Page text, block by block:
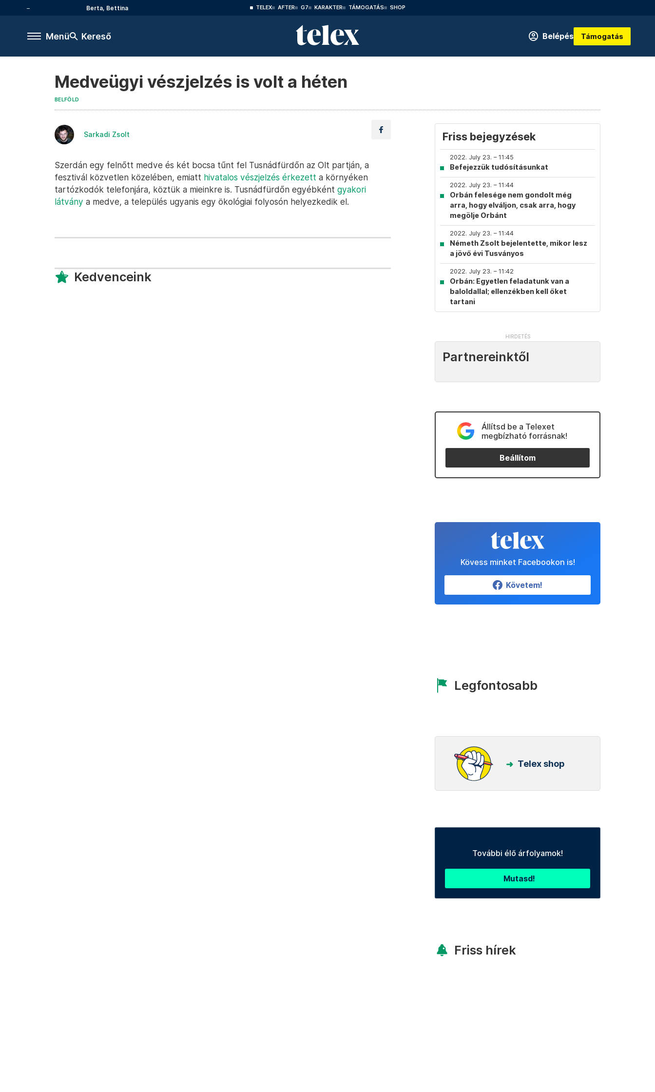
Berta, Bettina TELEX AFTER G7 KARAKTER TÁMOGATÁS SHOP
Menü Kereső Belépés Támogatás
Medveügyi vészjelzés is volt a héten
BELFÖLD
Sarkadi Zsolt
Szerdán egy felnőtt medve és két bocsa tűnt fel Tusnádfürdőn az Olt partján, a
fesztivál közvetlen közelében, emiatt hivatalos vészjelzés érkezett a környéken
tartózkodók telefonjára, köztük a mieinkre is. Tusnádfürdőn egyébként gyakori
látvány a medve, a település ugyanis egy ökológiai folyosón helyezkedik el.
Kedvenceink
Friss bejegyzések
2022. July 23. – 11:45
Befejezzük tudósításunkat
2022. July 23. – 11:44
Orbán felesége nem gondolt még
arra, hogy elváljon, csak arra, hogy
megölje Orbánt
2022. July 23. – 11:44
Németh Zsolt bejelentette, mikor lesz
a jövő évi Tusványos
2022. July 23. – 11:42
Orbán: Egyetlen feladatunk van a
baloldallal; ellenzékben kell őket
tartani
Partnereinktől
Állítsd be a Telexet
megbízható forrásnak!
Beállítom
Kövess minket Facebookon is!
Követem!
Legfontosabb
Telex shop
További élő árfolyamok!
Mutasd!
Friss hírek